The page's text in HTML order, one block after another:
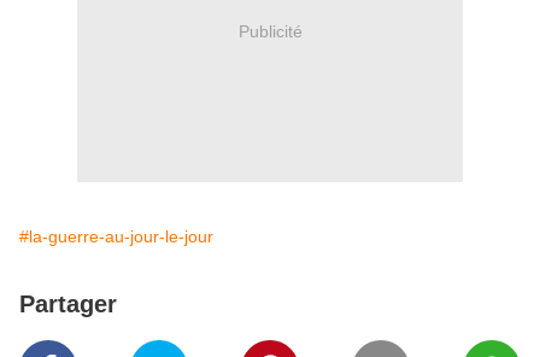
Publicité
#la-guerre-au-jour-le-jour
Partager